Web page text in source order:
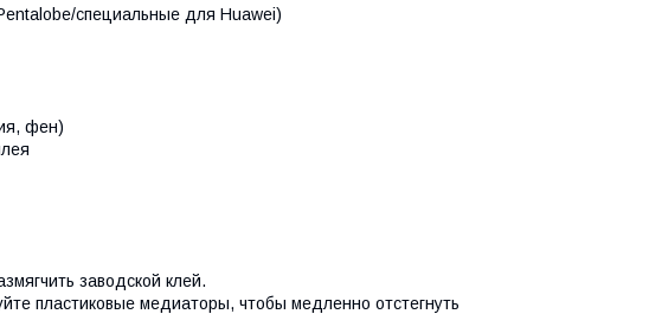
специальные для Huawei)
фен)
заводской клей.
пластиковые медиаторы, чтобы медленно отстегнуть